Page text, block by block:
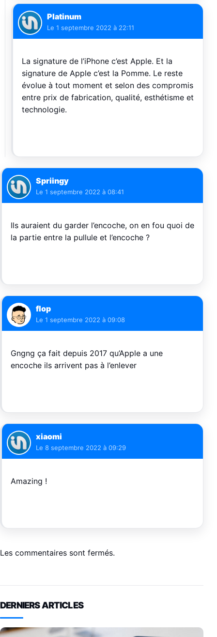
Platinum
Le 1 septembre 2022 à 22:11
La signature de l’iPhone c’est Apple. Et la
signature de Apple c’est la Pomme. Le reste
évolue à tout moment et selon des compromis
entre prix de fabrication, qualité, esthétisme et
technologie.
Spriingy
Le 1 septembre 2022 à 08:41
Ils auraient du garder l’encoche, on en fou quoi de
la partie entre la pullule et l’encoche ?
flop
Le 1 septembre 2022 à 09:08
Gngng ça fait depuis 2017 qu’Apple a une
encoche ils arrivent pas à l’enlever
xiaomi
Le 8 septembre 2022 à 09:29
Amazing !
Les commentaires sont fermés.
DERNIERS ARTICLES